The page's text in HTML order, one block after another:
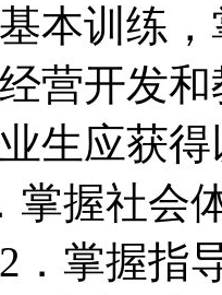
本训练
营开发
应获得
社会体
握指导